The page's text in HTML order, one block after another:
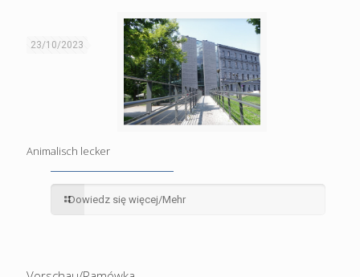
23/10/2023
Animalisch lecker
Dowiedz się więcej/Mehr